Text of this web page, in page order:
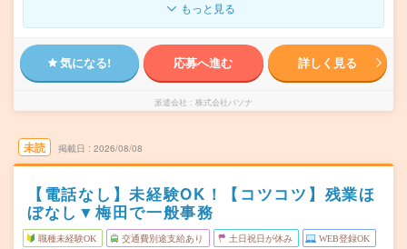
もっと見る
気になる! 応募へ進む 詳しく見る
派遣会社 株式会社パソナ
未読 掲載日 2026/08/08
【電話なし】未経験OK！【コツコツ】残業ほ
ぼなし▼梅田で一般事務
職種未経験OK 交通費別途支給あり 土日祝日が休み WEB登録OK